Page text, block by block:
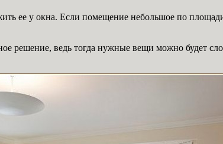
ее у окна. Если помещение небольшое по
решение, ведь тогда нужные вещи можно будет